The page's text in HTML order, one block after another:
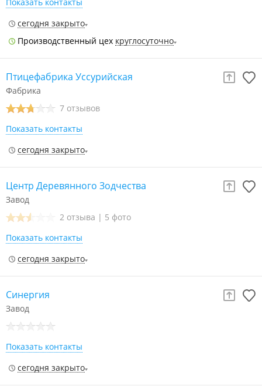
сегодня закрыто
Производственный цех круглосуточно
Птицефабрика Уссурийская
Фабрика
7 отзывов
Показать контакты
сегодня закрыто
Центр Деревянного Зодчества
Завод
2 отзыва | 5 фото
Показать контакты
сегодня закрыто
Синергия
Завод
Показать контакты
сегодня закрыто